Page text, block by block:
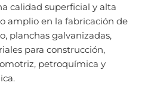
calidad superficial y alta
amplio en la fabricación de
planchas galvanizadas,
para construcción,
petroquímica y